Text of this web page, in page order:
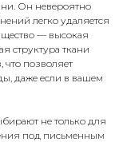
Он невероятно
легко удаляется
— высокая
структура ткани
позволяет
даже если в вашем
не только для
под письменным